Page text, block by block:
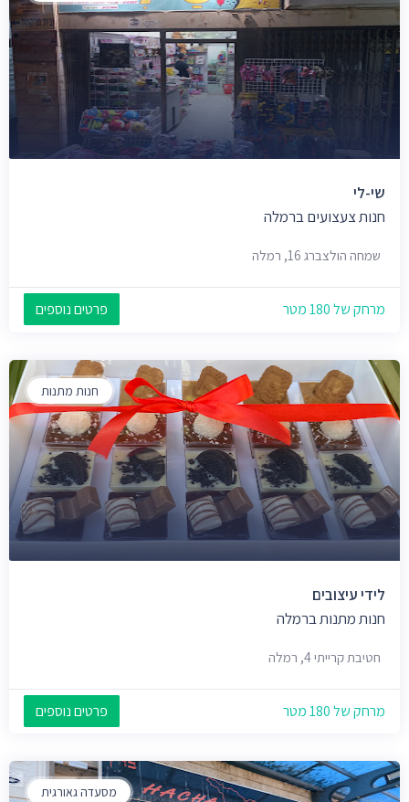
שי-לי
חנות צעצועים ברמלה
שמחה הולצברג 16, רמלה
מרחק של 180 מטר פרטים נוספים
חנות מתנות
לידי עיצובים
חנות מתנות ברמלה
חטיבת קרייתי 4, רמלה
מרחק של 180 מטר פרטים נוספים
מסעדה גאורגית